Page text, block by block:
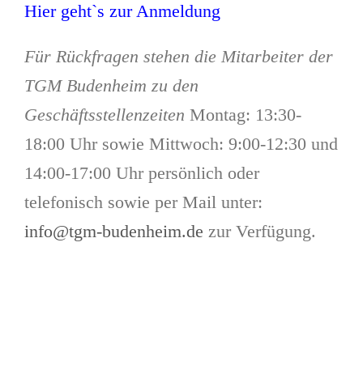
Hier geht`s zur Anmeldung
Für Rückfragen stehen die Mitarbeiter der
TGM Budenheim zu den
Geschäftsstellenzeiten Montag: 13:30-
18:00 Uhr sowie Mittwoch: 9:00-12:30 und
14:00-17:00 Uhr persönlich oder
telefonisch sowie per Mail unter:
info@tgm-budenheim.de zur Verfügung.